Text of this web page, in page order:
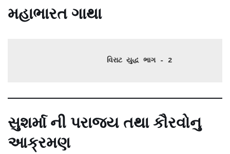
મહાભારત ગાથા
વિરાટ યુદ્ધ ભાગ - 2
સુશર્મા ની પરાજય તથા કૌરવોનુ
આક્રમણ